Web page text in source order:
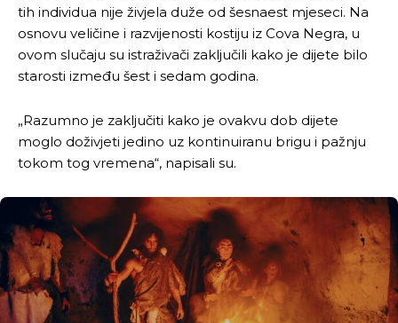
tih individua nije živjela duže od šesnaest mjeseci. Na
osnovu veličine i razvijenosti kostiju iz Cova Negra, u
ovom slučaju su istraživači zaključili kako je dijete bilo
starosti između šest i sedam godina.
„Razumno je zaključiti kako je ovakvu dob dijete
moglo doživjeti jedino uz kontinuiranu brigu i pažnju
tokom tog vremena“, napisali su.